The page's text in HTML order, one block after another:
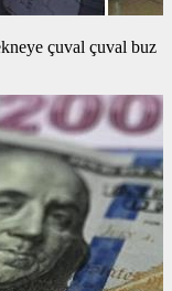
çuval çuval buz